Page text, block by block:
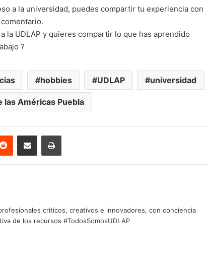
a la universidad, puedes compartir tu experiencia con
la UDLAP y quieres compartir lo que has aprendido
?
hobbies UDLAP universidad
las Américas Puebla
Reddit Share via Email Print
críticos, creativos e innovadores, con conciencia
de los recursos #TodosSomosUDLAP